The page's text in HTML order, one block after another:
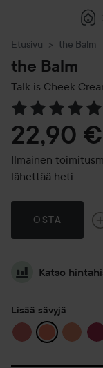
Etusivu the Balm
the Balm
Talk is Cheek
Siirtyä jhk
22,90 €
Ilmainen
lähettää heti
OSTA
Katso
Lisää sävyjä